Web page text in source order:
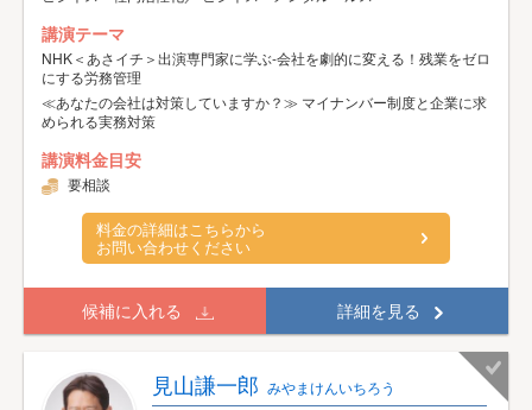
講演テーマ
NHK＜あさイチ＞出演専門家に学ぶ-会社を劇的に変える！残業をゼロ
にする労務管理
≪あなたの会社は対策していますか？≫ マイナンバー制度と企業に求
められる実務対策
講演料金目安
要相談
料金の詳細はこちらから
お問い合わせください
候補に入れる 詳細を見る
見山謙一郎 みやまけんいちろう